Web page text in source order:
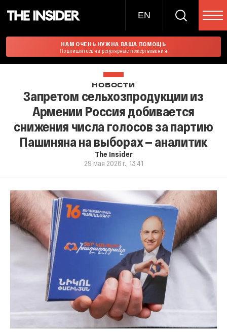
EN
НАМ ОЧЕНЬ НУЖНА ВАША ПОМОЩЬ
Подпишитесь на регулярные пожертвования
НОВОСТИ
Запретом сельхозпродукции из
Армении Россия добивается
снижения числа голосов за партию
Пашиняна на выборах — аналитик
The Insider
29 мая 2026 г., 13:41